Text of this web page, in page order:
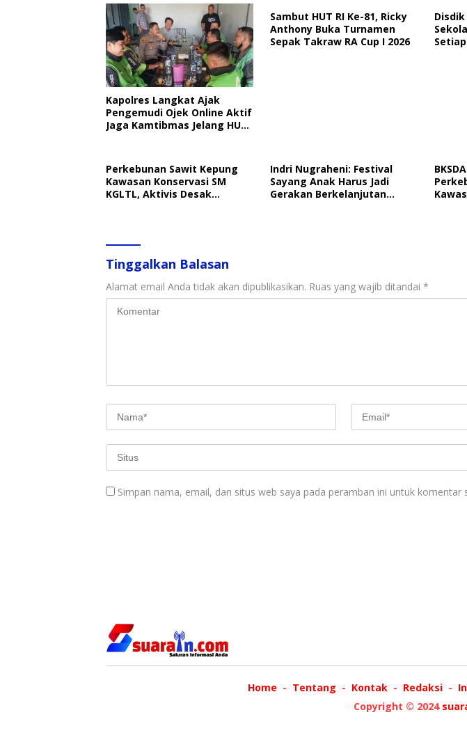
Kapolres Langkat Ajak
Pengemudi Ojek Online Aktif
Jaga Kamtibmas Jelang HUT
Sambut HUT RI Ke-81, Ricky
Anthony Buka Turnamen
Sepak Takraw RA Cup I 2026
Perkebunan Sawit Kepung
Kawasan Konservasi SM
KGLTL, Aktivis Desak
Indri Nugraheni: Festival
Sayang Anak Harus Jadi
Gerakan Berkelanjutan
Tinggalkan Balasan
Alamat email Anda tidak akan dipublikasikan. Ruas yang wajib ditandai *
Simpan nama, email, dan situs web saya pada peramban ini untuk komentar
Home Tentang Kontak Redaksi
Copyright © 2024